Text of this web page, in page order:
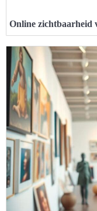
Online zichtbaarheid